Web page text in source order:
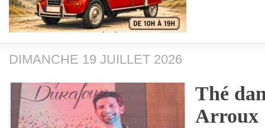
DIMANCHE 19 JUILLET 2026
Thé
Arroux